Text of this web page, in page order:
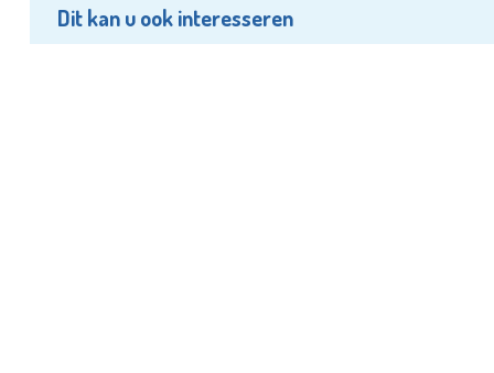
Dit kan u ook interesseren